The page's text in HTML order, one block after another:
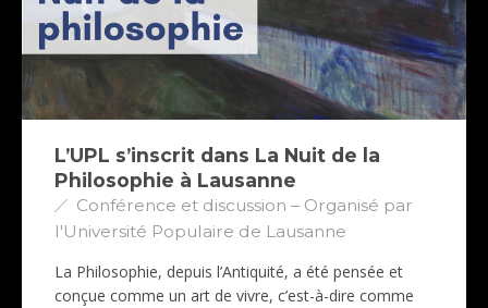
L’UPL s’inscrit dans La Nuit de la
Philosophie à Lausanne
Conférence et discussion – Organisé par
l'Université Populaire de Lausanne
La Philosophie, depuis l’Antiquité, a été pensée et
conçue comme un art de vivre, c’est-à-dire comme